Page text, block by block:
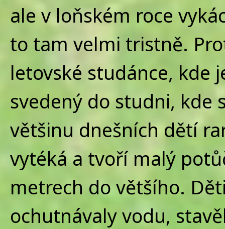
ale v loňském roce
to tam velmi tristně.
letovské studánce, kde
svedený do studni, kde
většinu dnešních dětí
vytéká a tvoří malý
metrech do většího.
ochutnávaly vodu,